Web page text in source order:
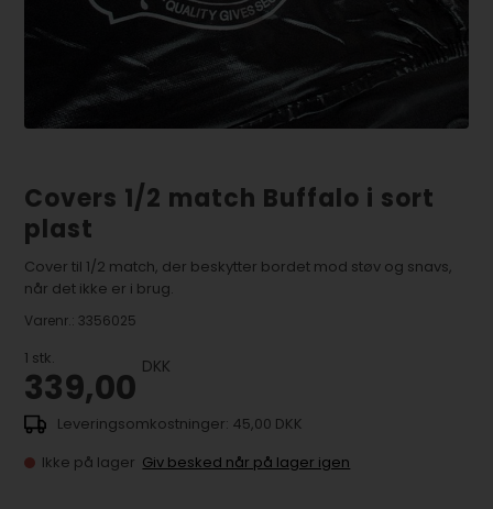
Covers 1/2 match Buffalo i sort
plast
Cover til 1/2 match, der beskytter bordet mod støv og snavs,
når det ikke er i brug.
Varenr.: 3356025
1 stk.
339,00 DKK
45,00 DKK
Ikke på lager Giv besked når på lager igen